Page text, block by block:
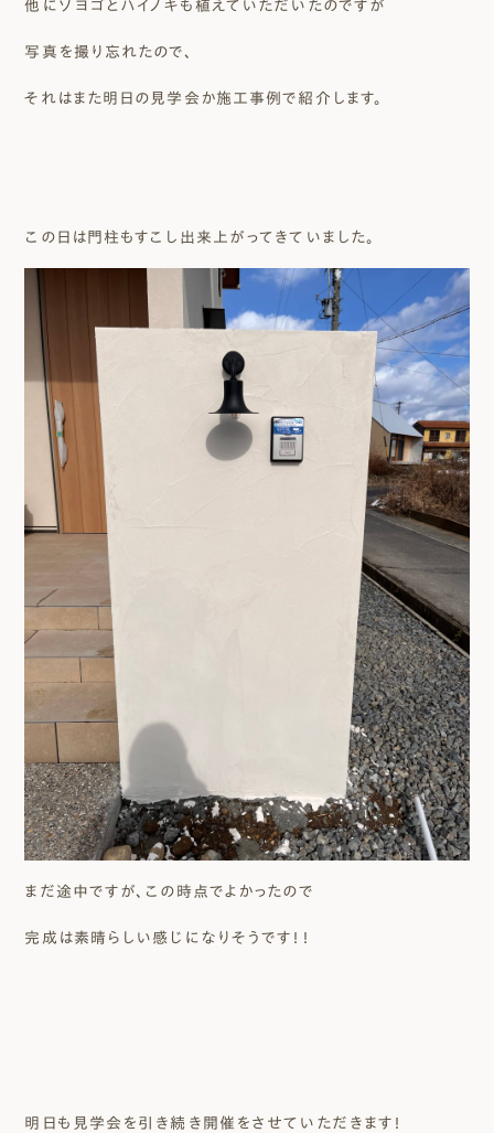
他にソヨゴとハイノキも植えていただいたのですが
写真を撮り忘れたので、
それはまた明日の見学会か施工事例で紹介します。
この日は門柱もすこし出来上がってきていました。
まだ途中ですが、この時点でよかったので
完成は素晴らしい感じになりそうです！！
明日も見学会を引き続き開催をさせていただきます！